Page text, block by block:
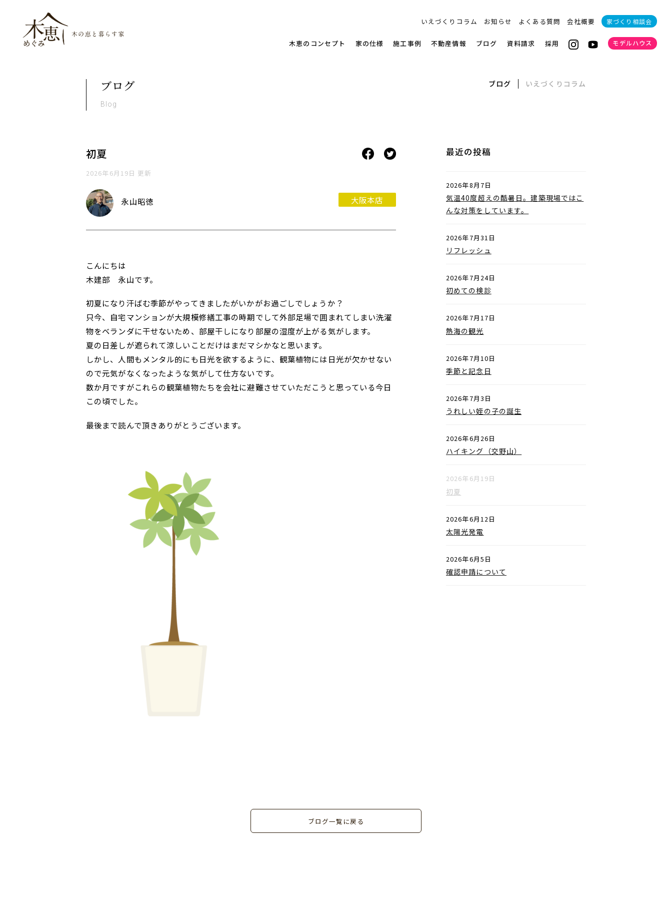
いえづくりコラム お知らせ よくある質問 会社概要 家づくり相談会
木恵のコンセプト 家の仕様 施工事例 不動産情報 ブログ 資料請求 採用 モデルハウス
ブログ
Blog
ブログ いえづくりコラム
初夏
2026年6月19日 更新
永山昭徳 大阪本店
こんにちは
木建部 永山です。
初夏になり汗ばむ季節がやってきましたがいかがお過ごしでしょうか？
只今、自宅マンションが大規模修繕工事の時期でして外部足場で囲まれてしまい洗濯
物をベランダに干せないため、部屋干しになり部屋の湿度が上がる気がします。
夏の日差しが遮られて涼しいことだけはまだマシかなと思います。
しかし、人間もメンタル的にも日光を欲するように、観葉植物には日光が欠かせない
ので元気がなくなったような気がして仕方ないです。
数か月ですがこれらの観葉植物たちを会社に避難させていただこうと思っている今日
この頃でした。
最後まで読んで頂きありがとうございます。
最近の投稿
2026年8月7日
気温40度超えの酷暑日。建築現場ではこ
んな対策をしています。
2026年7月31日
リフレッシュ
2026年7月24日
初めての検診
2026年7月17日
熱海の観光
2026年7月10日
季節と記念日
2026年7月3日
うれしい姪の子の誕生
2026年6月26日
ハイキング（交野山）
2026年6月19日
初夏
2026年6月12日
太陽光発電
2026年6月5日
確認申請について
ブログ一覧に戻る